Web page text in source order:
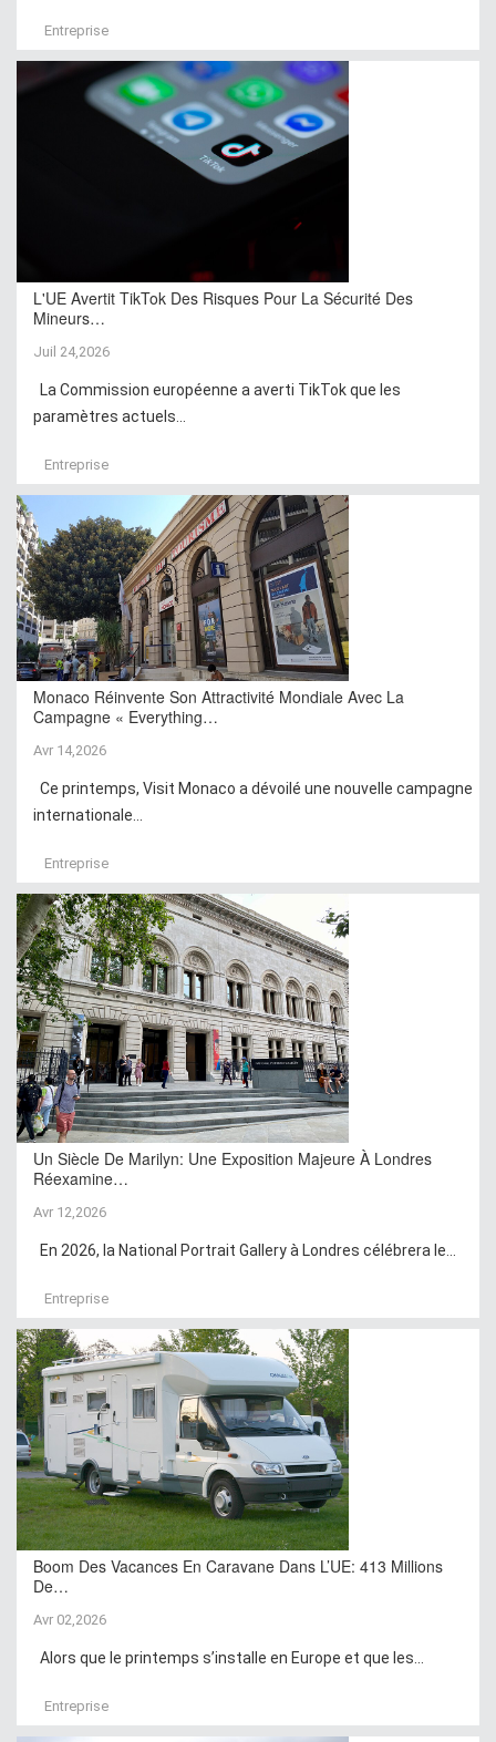
Entreprise
L'UE Avertit TikTok Des Risques Pour La Sécurité Des
Mineurs…
Juil 24,2026
La Commission européenne a averti TikTok que les
paramètres actuels...
Entreprise
Monaco Réinvente Son Attractivité Mondiale Avec La
Campagne « Everything…
Avr 14,2026
Ce printemps, Visit Monaco a dévoilé une nouvelle campagne
internationale...
Entreprise
Un Siècle De Marilyn: Une Exposition Majeure À Londres
Réexamine…
Avr 12,2026
En 2026, la National Portrait Gallery à Londres célébrera le...
Entreprise
Boom Des Vacances En Caravane Dans L’UE: 413 Millions
De…
Avr 02,2026
Alors que le printemps s’installe en Europe et que les...
Entreprise